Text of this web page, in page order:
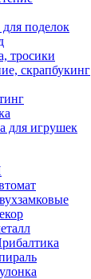
для поделок
тросики
скрапбукинг
для игрушек